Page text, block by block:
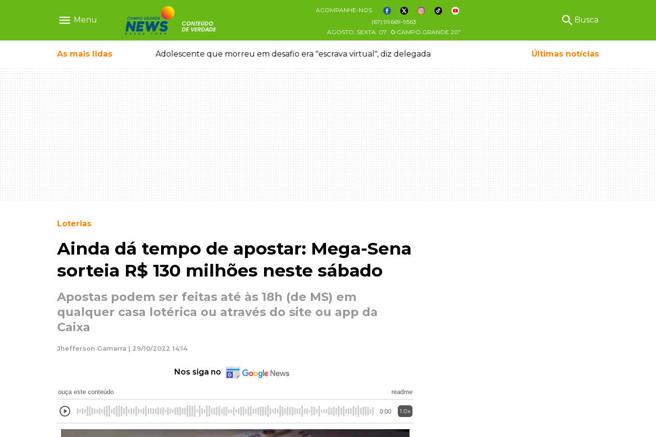
menu Menu
ACOMPANHE-NOS
(67) 99669-9563
AGOSTO, SEXTA 07 CAMPO GRANDE 20º
search Busca
As mais lidas
em caminhão estacionado Adolescente que morreu em desafio era "escrava virtual", diz delegada Últimas notícias
Loterias
Ainda dá tempo de apostar: Mega-Sena
sorteia R$ 130 milhões neste sábado
Apostas podem ser feitas até às 18h (de MS) em
qualquer casa lotérica ou através do site ou app da
Caixa
Jhefferson Gamarra | 29/10/2022 14:14
Nos siga no
ouça este conteúdo readme
0:00 1.0x